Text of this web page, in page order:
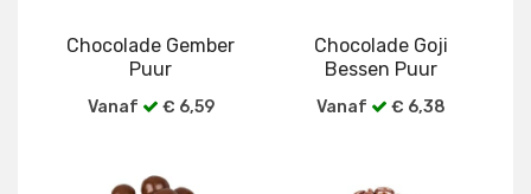
Chocolade Gember
Puur
Vanaf € 6,59
Chocolade Goji
Bessen Puur
Vanaf € 6,38